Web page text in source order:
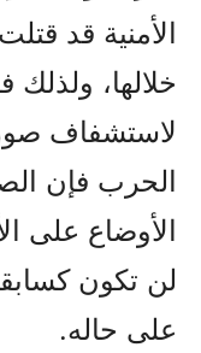
الأمنية قد
خلالها،
لاستشفاف
الحرب فإن
الأوضاع على
لن تكون
على حاله.